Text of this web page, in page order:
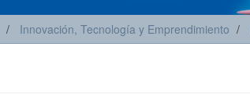
Innovación, Tecnología y Emprendimiento